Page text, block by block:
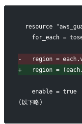
resource
for_each =
-
region =
+
region =
   enable = true
(以下略)